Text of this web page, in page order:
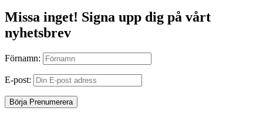
Missa inget! Signa upp dig på vårt
nyhetsbrev
Förnamn:
E-post: